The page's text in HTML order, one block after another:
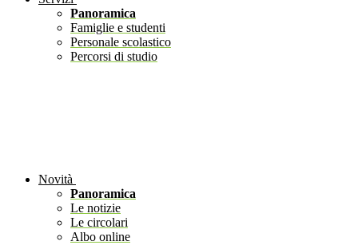
Panoramica
Famiglie e studenti
Personale scolastico
Percorsi di studio
Novità
Panoramica
Le notizie
Le circolari
Albo online